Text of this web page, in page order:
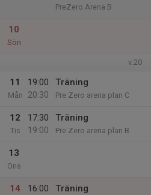
PreZero Arena B
10
Sön
v.20
11
Mån
19:00
20:30
Träning
Pre Zero arena plan C
12
Tis
17:30
19:00
Träning
Pre Zero arena plan B
13
Ons
14
16:00
Träning